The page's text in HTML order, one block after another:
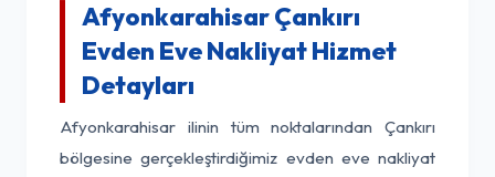
Afyonkarahisar Çankırı
Evden Eve Nakliyat Hizmet
Detayları
Afyonkarahisar ilinin tüm noktalarından Çankırı
bölgesine gerçekleştirdiğimiz evden eve nakliyat